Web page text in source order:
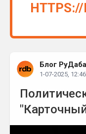
HTTPS://
Блог РуДаба
1-07-2025, 12:46